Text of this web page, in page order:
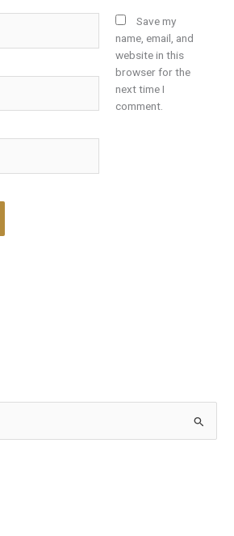
Save my
name, email, and
website in this
browser for the
next time I
comment.